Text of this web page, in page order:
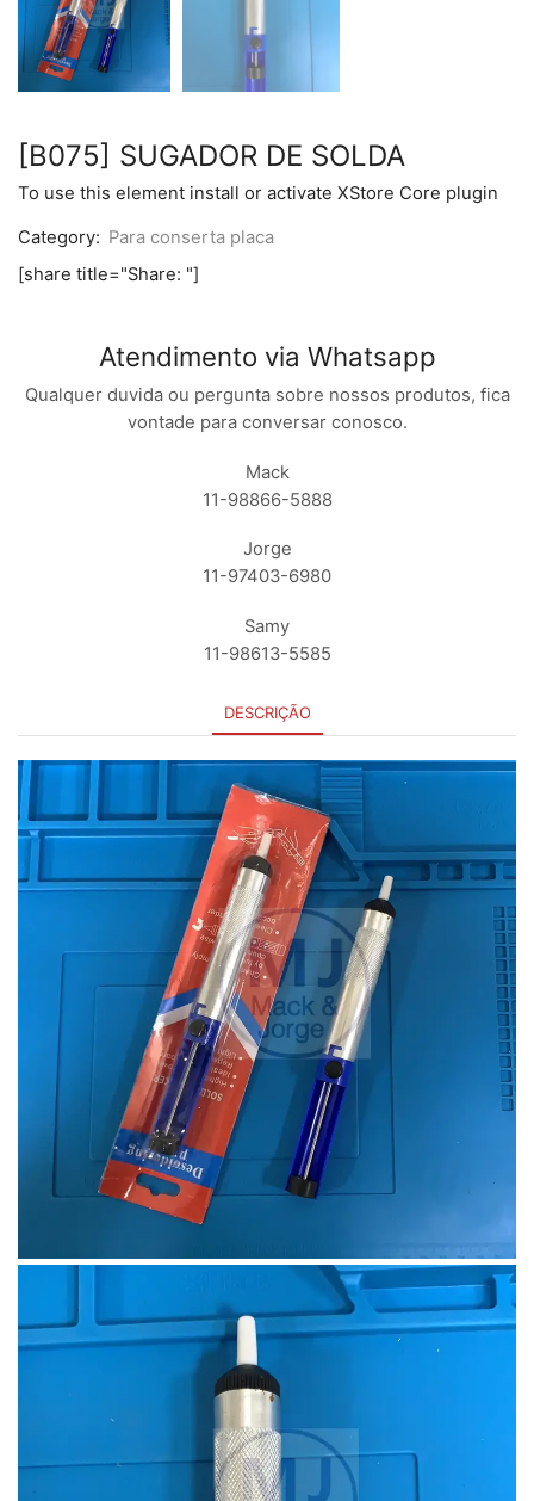
[B075] SUGADOR DE SOLDA
To use this element install or activate XStore Core plugin
Category: Para conserta placa
[share title="Share: "]
Atendimento via Whatsapp
Qualquer duvida ou pergunta sobre nossos produtos, fica
vontade para conversar conosco.
Mack
11-98866-5888
Jorge
11-97403-6980
Samy
11-98613-5585
DESCRIÇÃO